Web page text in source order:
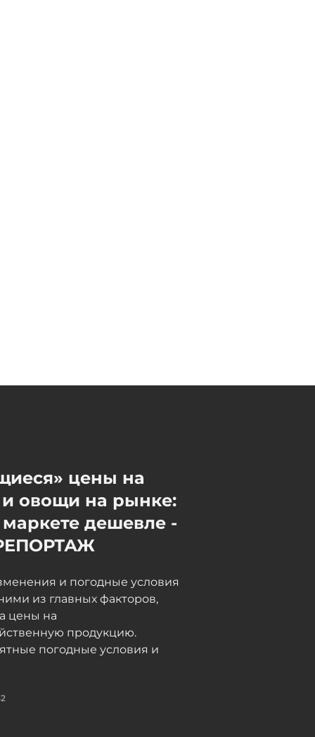
запрос - ФОТО -
ОБНОВЛЕНО
цены на
овощи на рынке:
дешевле -
и погодные условия
из главных факторов,
цены на
продукцию.
погодные условия и